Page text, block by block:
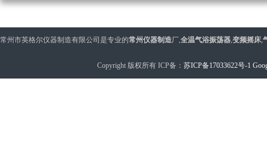
常州市英格尔仪器制造有限公司是专业的常州仪器制造厂,全温气浴振荡器,变频摇床,
Copyright 版权所有 ICP备： 苏ICP备17033622号-1